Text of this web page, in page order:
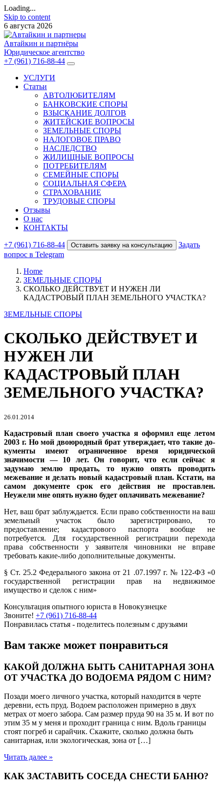
Loading...
Skip to content
6 августа 2026
Автайкин и партнёры
Юридическое агентство
+7 (961) 716-88-44
УСЛУГИ
Статьи
АВТОЛЮБИТЕЛЯМ
БАНКОВСКИЕ СПОРЫ
ВЗЫСКАНИЕ ДОЛГОВ
ЖИТЕЙСКИЕ ВОПРОСЫ
ЗЕМЕЛЬНЫЕ СПОРЫ
НАЛОГОВОЕ ПРАВО
НАСЛЕДСТВО
ЖИЛИЩНЫЕ ВОПРОСЫ
ПОТРЕБИТЕЛЯМ
СЕМЕЙНЫЕ СПОРЫ
СОЦИАЛЬНАЯ СФЕРА
СТРАХОВАНИЕ
ТРУДОВЫЕ СПОРЫ
Отзывы
О нас
КОНТАКТЫ
+7 (961) 716-88-44 Оставить заявку на консультацию
Задать
вопрос в Telegram
Home
ЗЕМЕЛЬНЫЕ СПОРЫ
СКОЛЬКО ДЕЙСТВУЕТ И НУЖЕН ЛИ
КАДАСТРОВЫЙ ПЛАН ЗЕМЕЛЬНОГО УЧАСТКА?
ЗЕМЕЛЬНЫЕ СПОРЫ
СКОЛЬКО ДЕЙСТВУЕТ И
НУЖЕН ЛИ
КАДАСТРОВЫЙ ПЛАН
ЗЕМЕЛЬНОГО УЧАСТКА?
26.01.2014
Кадастровый план своего участка я оформил еще ле­том
2003 г. Но мой двоюродный брат утверждает, что такие до­
кументы имеют ограниченное время юридической
значимос­ти — 10 лет. Он говорит, что если сейчас я
задумаю землю про­дать, то нужно опять проводить
межевание и делать новый ка­дастровый план. Кстати, на
са­мом документе срок его дей­ствия не проставлен.
Неужели мне опять нужно будет оплачи­вать межевание?
Нет, ваш брат заблуждается. Если право собственности на ваш
земельный участок было заре­гистрировано, то
предоставление; кадастрового паспорта вообще не
потребуется. Для государ­ственной регистрации перехода
права собственности у заявителя чиновники не вправе
требовать какие-либо дополнительные документы.
§ Ст. 25.2 Федерального зако­на от 21 .07.1997 г. № 122-ФЗ «0
государственной регистрации прав на недвижимое
имущество и сделок с ним»
Консультация опытного юриста в Новокузнецке
Звоните! +7 (961) 716-88-44
Понравилась статья - поделитесь полезным с друзьями
Вам также может понравиться
КАКОЙ ДОЛЖНА БЫТЬ САНИТАРНАЯ ЗОНА
ОТ УЧАСТКА ДО ВОДОЕМА РЯДОМ С НИМ?
Позади моего личного участка, который находится в черте
деревни, есть пруд. Водоем расположен примерно в двух
метрах от моего забора. Сам размер пруда 90 на 35 м. И вот по
этим 35 м у меня и проходит граница с ним. Вдоль границы
стоят погреб и сарайчик. Скажите, сколько должна быть
санитарная, или экологическая, зона от […]
Читать далее »
КАК ЗАСТАВИТЬ СОСЕДА СНЕСТИ БАНЮ?